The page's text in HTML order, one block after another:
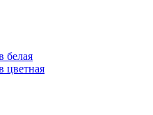
белая
цветная